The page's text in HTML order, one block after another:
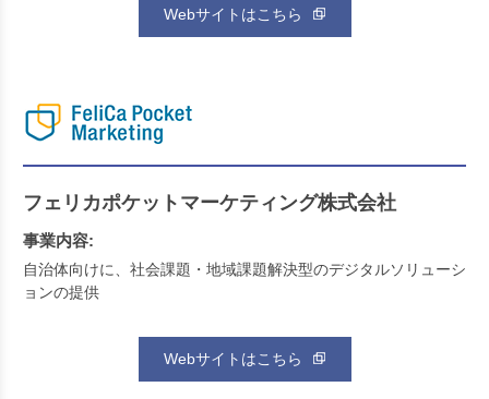
Webサイトはこちら
フェリカポケットマーケティング株式会社
事業内容:
自治体向けに、社会課題・地域課題解決型のデジタルソリューシ
ョンの提供
Webサイトはこちら